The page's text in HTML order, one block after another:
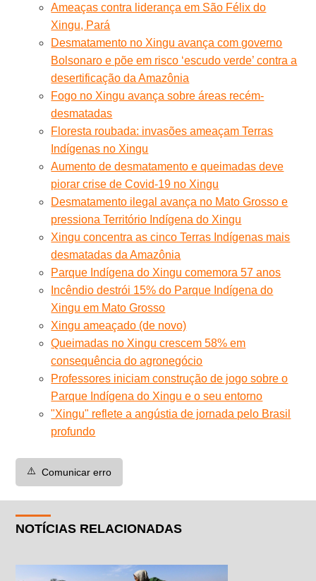
Ameaças contra liderança em São Félix do
Xingu, Pará
Desmatamento no Xingu avança com governo
Bolsonaro e põe em risco ‘escudo verde’ contra a
desertificação da Amazônia
Fogo no Xingu avança sobre áreas recém-
desmatadas
Floresta roubada: invasões ameaçam Terras
Indígenas no Xingu
Aumento de desmatamento e queimadas deve
piorar crise de Covid-19 no Xingu
Desmatamento ilegal avança no Mato Grosso e
pressiona Território Indígena do Xingu
Xingu concentra as cinco Terras Indígenas mais
desmatadas da Amazônia
Parque Indígena do Xingu comemora 57 anos
Incêndio destrói 15% do Parque Indígena do
Xingu em Mato Grosso
Xingu ameaçado (de novo)
Queimadas no Xingu crescem 58% em
consequência do agronegócio
Professores iniciam construção de jogo sobre o
Parque Indígena do Xingu e o seu entorno
"Xingu" reflete a angústia de jornada pelo Brasil
profundo
⚠️ Comunicar erro
NOTÍCIAS RELACIONADAS